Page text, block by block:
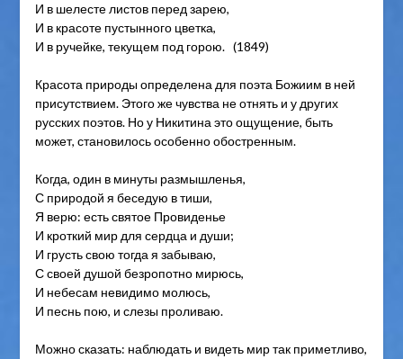
И в шелесте листов перед зарею,
И в красоте пустынного цветка,
И в ручейке, текущем под горою. (1849)
Красота природы определена для поэта Божиим в ней
присутствием. Этого же чувства не отнять и у других
русских поэтов. Но у Никитина это ощущение, быть
может, становилось особенно обостренным.
Когда, один в минуты размышленья,
С природой я беседую в тиши,
Я верю: есть святое Провиденье
И кроткий мир для сердца и души;
И грусть свою тогда я забываю,
С своей душой безропотно мирюсь,
И небесам невидимо молюсь,
И песнь пою, и слезы проливаю.
Можно сказать: наблюдать и видеть мир так приметливо,